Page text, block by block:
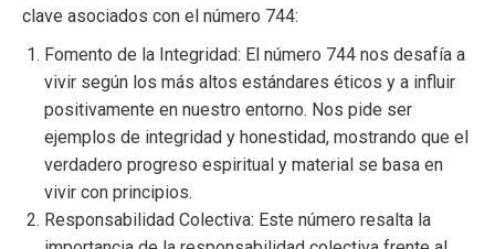
clave asociados con el número 744:
Fomento de la Integridad: El número 744 nos desafía a
vivir según los más altos estándares éticos y a influir
positivamente en nuestro entorno. Nos pide ser
ejemplos de integridad y honestidad, mostrando que el
verdadero progreso espiritual y material se basa en
vivir con principios.
Responsabilidad Colectiva: Este número resalta la